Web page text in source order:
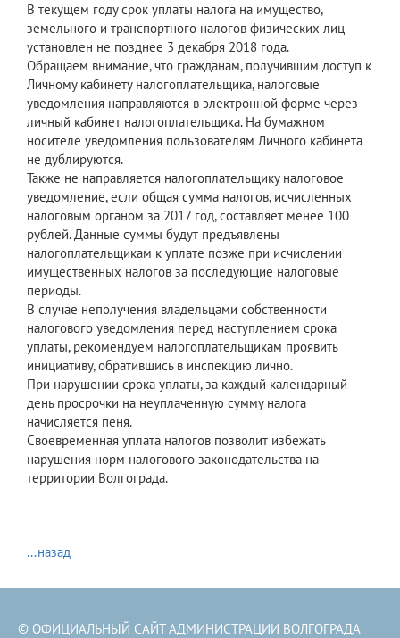
В текущем году срок уплаты налога на имущество,
земельного и транспортного налогов физических лиц
установлен не позднее 3 декабря 2018 года.
Обращаем внимание, что гражданам, получившим доступ к
Личному кабинету налогоплательщика, налоговые
уведомления направляются в электронной форме через
личный кабинет налогоплательщика. На бумажном
носителе уведомления пользователям Личного кабинета
не дублируются.
Также не направляется налогоплательщику налоговое
уведомление, если общая сумма налогов, исчисленных
налоговым органом за 2017 год, составляет менее 100
рублей. Данные суммы будут предъявлены
налогоплательщикам к уплате позже при исчислении
имущественных налогов за последующие налоговые
периоды.
В случае неполучения владельцами собственности
налогового уведомления перед наступлением срока
уплаты, рекомендуем налогоплательщикам проявить
инициативу, обратившись в инспекцию лично.
При нарушении срока уплаты, за каждый календарный
день просрочки на неуплаченную сумму налога
начисляется пеня.
Своевременная уплата налогов позволит избежать
нарушения норм налогового законодательства на
территории Волгограда.
...назад
© ОФИЦИАЛЬНЫЙ САЙТ АДМИНИСТРАЦИИ ВОЛГОГРАДА